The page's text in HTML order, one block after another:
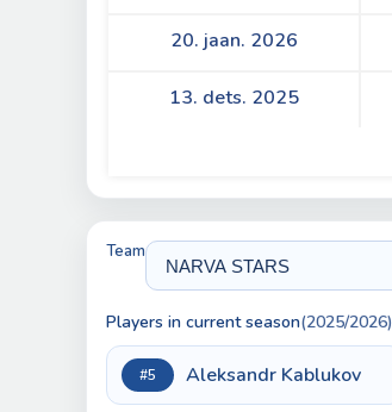
20. jaan. 2026
13. dets. 2025
Team
Players in current season(2025/2026)
#5 Aleksandr Kablukov